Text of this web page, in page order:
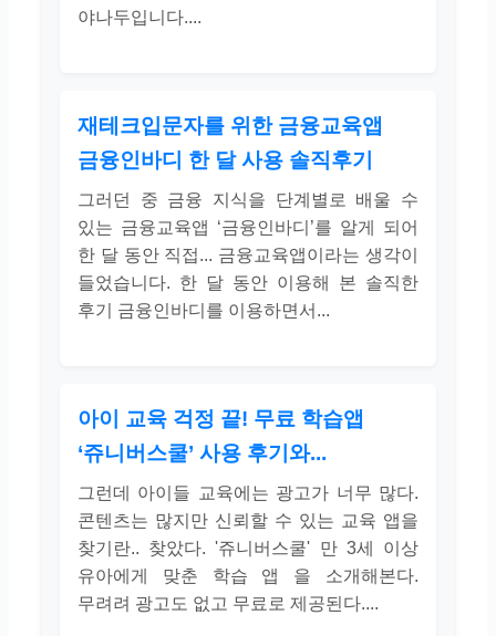
야나두입니다....
재테크입문자를 위한 금융교육앱
금융인바디 한 달 사용 솔직후기
그러던 중 금융 지식을 단계별로 배울 수
있는 금융교육앱 ‘금융인바디’를 알게 되어
한 달 동안 직접... 금융교육앱이라는 생각이
들었습니다. 한 달 동안 이용해 본 솔직한
후기 금융인바디를 이용하면서...
아이 교육 걱정 끝! 무료 학습앱
‘쥬니버스쿨’ 사용 후기와...
그런데 아이들 교육에는 광고가 너무 많다.
콘텐츠는 많지만 신뢰할 수 있는 교육 앱을
찾기란.. 찾았다. '쥬니버스쿨' 만 3세 이상
유아에게 맞춘 학습 앱 을 소개해본다.
무려려 광고도 없고 무료로 제공된다....